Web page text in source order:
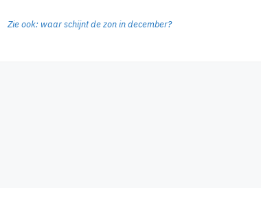
Zie ook: waar schijnt de zon in december?